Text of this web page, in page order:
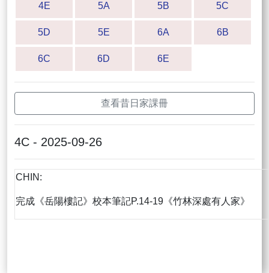
4E 5A 5B 5C
5D 5E 6A 6B
6C 6D 6E
查看昔日家課冊
4C - 2025-09-26
CHIN:
完成《岳陽樓記》校本筆記P.14-19《竹林深處有人家》